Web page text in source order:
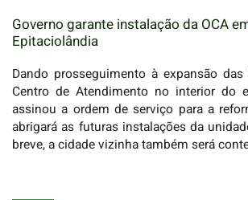
Governo garante instalação da OCA
Epitaciolândia
Dando prosseguimento à expansão das
Centro de Atendimento no interior do
assinou a ordem de serviço para a
abrigará as futuras instalações da
breve, a cidade vizinha também será